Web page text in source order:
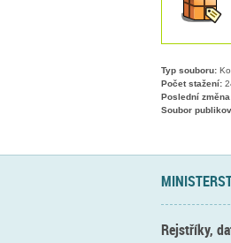
Typ souboru:
Počet stažení:
Poslední
Soubor
Rejstříky,